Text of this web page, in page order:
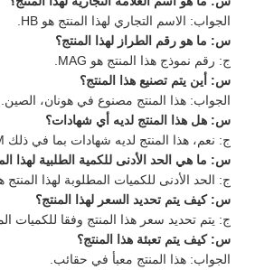
الجواب: الاسم التجاري لهذا المنتج هو HB.
س: ما هو رقم الطراز لهذا المنتج؟
ج: رقم نموذج هذا المنتج هو MAG.
س: أين يتم تصنيع هذا المنتج؟
الجواب: هذا المنتج مصنوع في هونان، الصين.
س: هل هذا المنتج لديه أي شهادات؟
ج: نعم، هذا المنتج لديه شهادات بما في ذلك ISO، ASTM، و GB.
س: ما هي الحد الأدنى للكمية الطلبية لهذا
ج: الحد الأدنى للكميات المطلوبة لهذا المنتج هو 100
س: كيف يتم تحديد السعر لهذا المنتج؟
ج: يتم تحديد سعر هذا المنتج وفقا للكميات
س: كيف يتم تعبئة هذا المنتج؟
الجواب: هذا المنتج معبأ في حقائب.